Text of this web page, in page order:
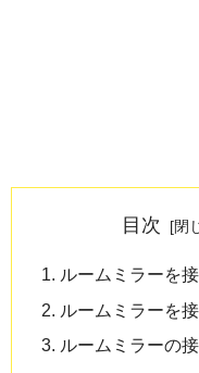
目次
ルームミラーを
ルームミラーを
ルームミラーの